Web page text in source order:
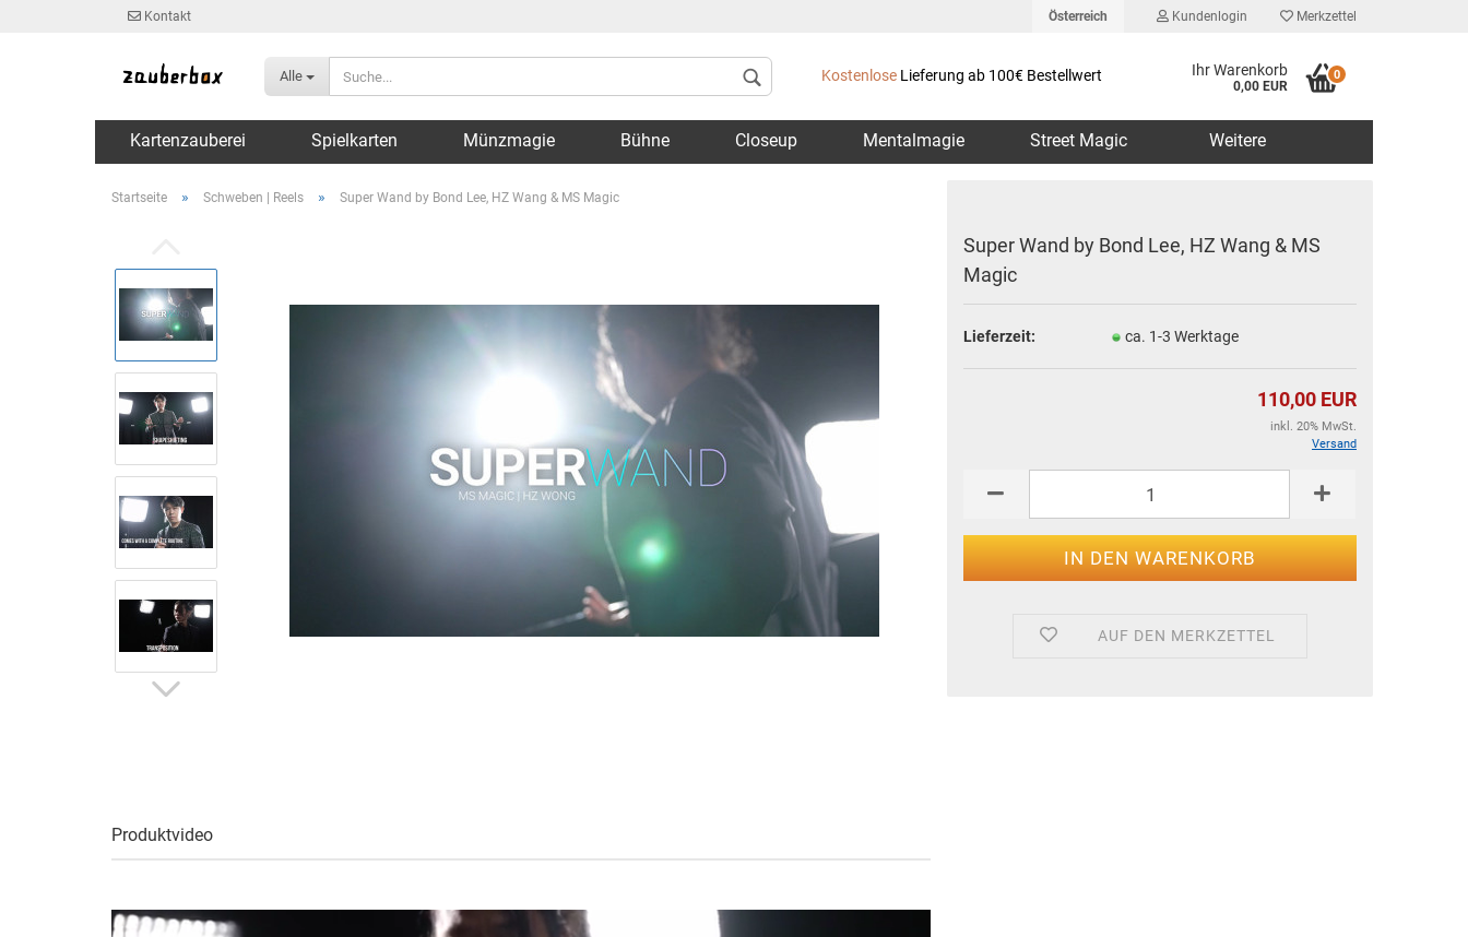
Kontakt Österreich
Lieferland
Kundenlogin Merkzettel
Alle Kostenlose Lieferung ab 100€ Bestellwert Ihr Warenkorb
0,00 EUR
0
Kartenzauberei Spielkarten Münzmagie Bühne Closeup Mentalmagie Street Magic Weitere
Startseite » Schweben | Reels » Super Wand by Bond Lee, HZ Wang & MS Magic
Super Wand by Bond Lee, HZ Wang & MS
Magic
Lieferzeit: ca. 1-3 Werktage
110,00 EUR
inkl. 20% MwSt.
Versand
AUF DEN MERKZETTEL
Produktvideo